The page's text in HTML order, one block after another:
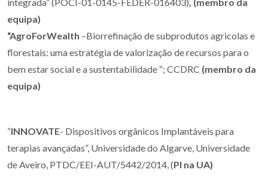
equipa)
“AgroForWealth –Biorrefinação de subprodutos agricolas e
florestais: uma estratégia de valorização de recursos para o
bem estar social e a sustentabilidade “; CCDRC (membro da
equipa)
“INNOVATE- Dispositivos orgânicos Implantáveis para
terapias avançadas”, Universidade do Algarve, Universidade
de Aveiro, PTDC/EEI-AUT/5442/2014, (PI na UA)